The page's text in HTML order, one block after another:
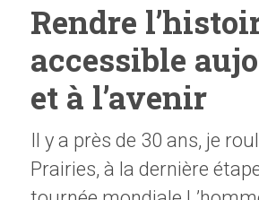
Rendre
accessible
et à l’avenir
Il y a près de 30 ans, je
Prairies, à la dernière